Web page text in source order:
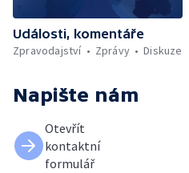
Události, komentáře
Zpravodajství
Zprávy Diskuze
Napište nám
Otevřít
kontaktní
formulář